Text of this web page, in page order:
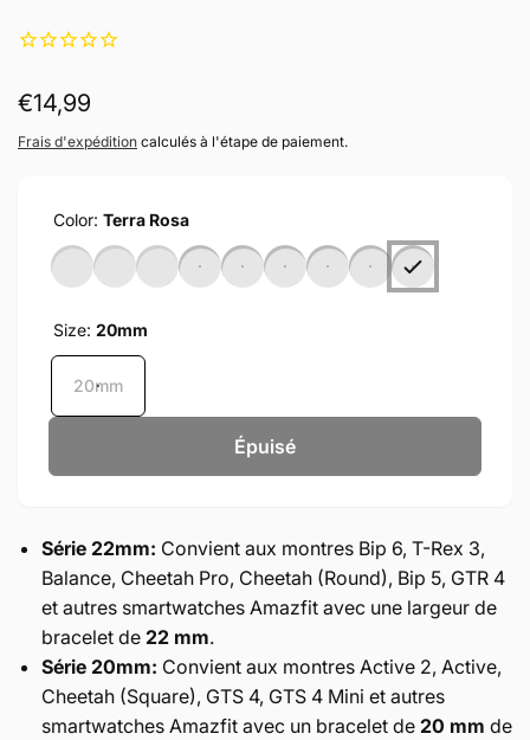
Prix
habituel
€14,99
Frais d'expédition calculés à l'étape de paiement.
Color: Terra Rosa
Size: 20mm
20mm
Épuisé
Série 22mm: Convient aux montres Bip 6, T-Rex 3,
Balance, Cheetah Pro, Cheetah (Round), Bip 5, GTR 4
et autres smartwatches Amazfit avec une largeur de
bracelet de 22 mm.
Série 20mm: Convient aux montres Active 2, Active,
Cheetah (Square), GTS 4, GTS 4 Mini et autres
smartwatches Amazfit avec un bracelet de 20 mm de